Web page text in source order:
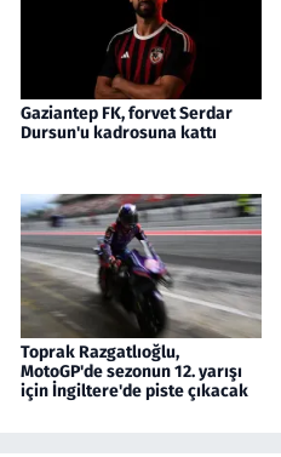
Gaziantep FK, forvet Serdar
Dursun'u kadrosuna kattı
Toprak Razgatlıoğlu,
MotoGP'de sezonun 12. yarışı
için İngiltere'de piste çıkacak